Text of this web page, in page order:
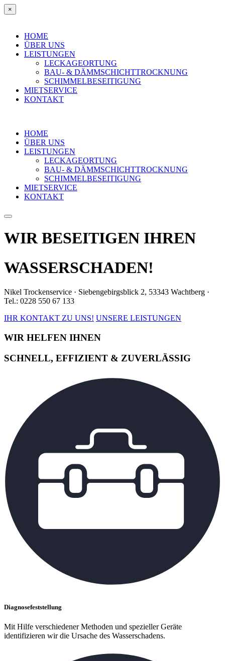
×
HOME
ÜBER UNS
LEISTUNGEN
LECKAGEORTUNG
BAU- & DÄMMSCHICHTTROCKNUNG
SCHIMMELBESEITIGUNG
MIETSERVICE
KONTAKT
HOME
ÜBER UNS
LEISTUNGEN
LECKAGEORTUNG
BAU- & DÄMMSCHICHTTROCKNUNG
SCHIMMELBESEITIGUNG
MIETSERVICE
KONTAKT
WIR BESEITIGEN IHREN
WASSERSCHADEN!
Nikel Trockenservice · Siebengebirgsblick 2, 53343 Wachtberg ·
Tel.: 0228 550 67 133
IHR KONTAKT ZU UNS! UNSERE LEISTUNGEN
WIR HELFEN IHNEN
SCHNELL, EFFIZIENT & ZUVERLÄSSIG
Diagnosefeststellung
Mit Hilfe verschiedener Methoden und spezieller Geräte
identifizieren wir die Ursache des Wasserschadens.